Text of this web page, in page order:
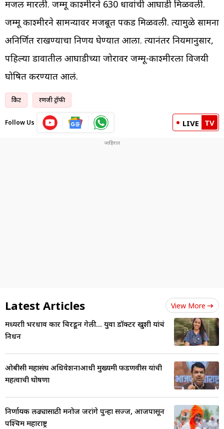
मजल मारली. जम्मू काश्मीरने 630 धावांची आघाडी मिळवली.
जम्मू काश्मीरने सामन्यावर मजबूत पकड मिळवली. त्यामुळे सामना
अनिर्णित राखण्याचा निर्णय घेण्यात आला. त्यानंतर नियमानुसार,
पहिल्या डावातील आघाडीच्या जोरावर जम्मू-काश्मीरला विजयी
घोषित करण्यात आलं.
क्रिकेट रणजी ट्रॉफी
Follow Us LIVE TV
Latest Articles View More
मध्यरात्री भरधाव कार चिरडून गेली... युवा डॉक्टर खुशी यांचं
निधन
ओबीसी महासंघ अधिवेशनाआधी मुख्यमंत्री फडणवीस यांची
महत्वाची घोषणा
निर्णायक लढ्यासाठी मनोज जरांगे पुन्हा सज्ज, आजपासून
पश्चिम महाराष्ट्र